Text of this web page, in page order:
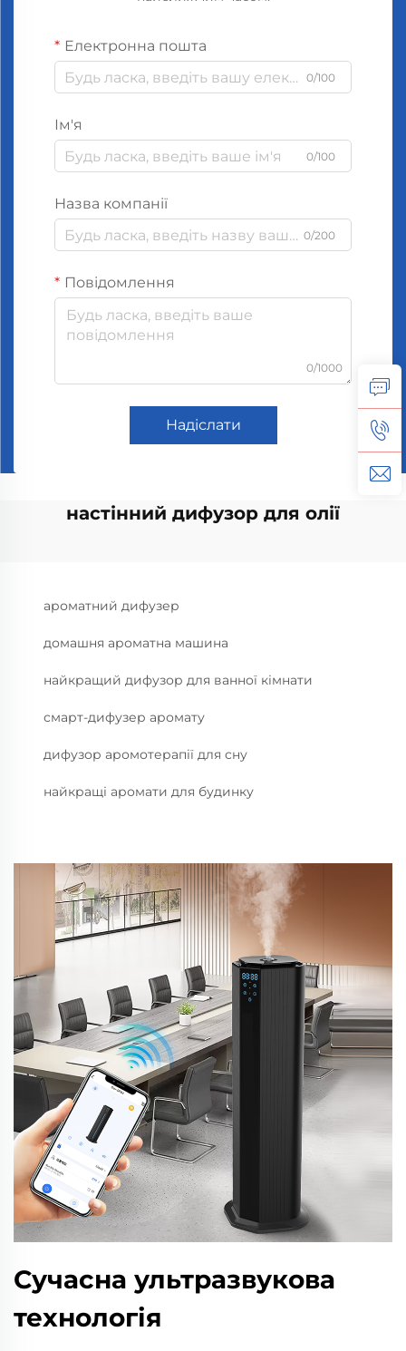
Електронна пошта
0/100
Ім'я
0/100
Назва компанії
0/200
Повідомлення
0/1000
Надіслати
настінний дифузор для олії
ароматний дифузер
домашня ароматна машина
найкращий дифузор для ванної кімнати
смарт-дифузер аромату
дифузор аромотерапії для сну
найкращі аромати для будинку
Сучасна ультразвукова
технологія